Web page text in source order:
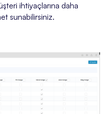
ihtiyaçlarına daha
sunabilirsiniz.